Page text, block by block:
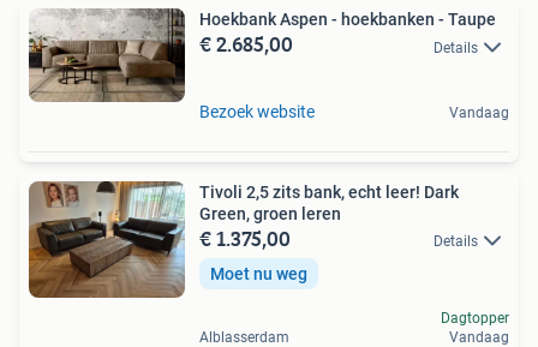
Hoekbank Aspen - hoekbanken - Taupe
€ 2.685,00 Details
Bezoek website Vandaag
Tivoli 2,5 zits bank, echt leer! Dark
Green, groen leren
€ 1.375,00 Details
Moet nu weg
Alblasserdam
Dagtopper
Vandaag